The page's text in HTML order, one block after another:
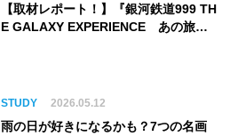
【取材レポート！】『銀河鉄道999 TH
E GALAXY EXPERIENCE あの旅
ム】
STUDY 2026.05.12
雨の日が好きになるかも？7つの名画